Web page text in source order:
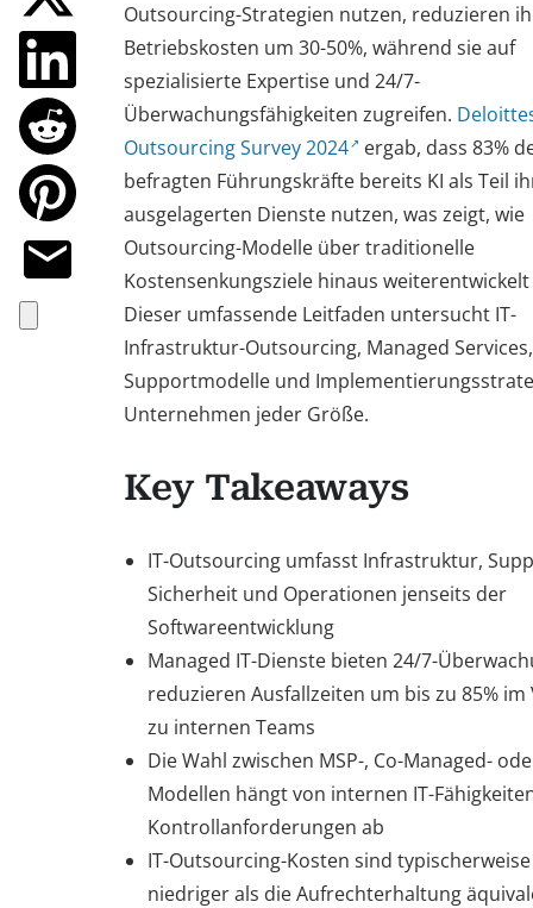
Outsourcing-Strategien nutzen, reduzieren
Betriebskosten um 30-50%, während sie auf
spezialisierte Expertise und 24/7-
Überwachungsfähigkeiten zugreifen.
Outsourcing Survey 2024
ergab, dass 83%
befragten Führungskräfte bereits KI als Teil
ausgelagerten Dienste nutzen, was zeigt, wie
Outsourcing-Modelle über traditionelle
Kostensenkungsziele hinaus
Dieser umfassende Leitfaden untersucht IT-
Infrastruktur-Outsourcing, Managed Services,
Supportmodelle und
Unternehmen jeder Größe.
Key Takeaways
IT-Outsourcing umfasst Infrastruktur,
Sicherheit und Operationen jenseits der
Softwareentwicklung
Managed IT-Dienste bieten 24/7-
reduzieren Ausfallzeiten um bis zu 85% im
zu internen Teams
Die Wahl zwischen MSP-, Co-Managed-
Modellen hängt von internen IT-
Kontrollanforderungen ab
IT-Outsourcing-Kosten sind typischerweise
niedriger als die Aufrechterhaltung